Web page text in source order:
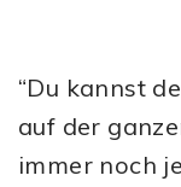
“Du kannst
auf der
immer noch